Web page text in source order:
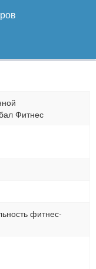
Фитнес
фитнес-